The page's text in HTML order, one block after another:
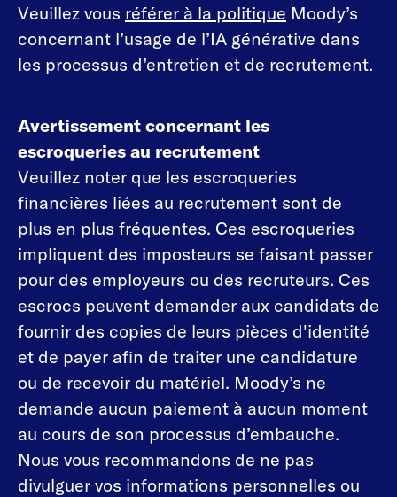
Veuillez vous référer à la politique Moody’s
concernant l’usage de l’IA générative dans
les processus d’entretien et de recrutement.
Avertissement concernant les
escroqueries au recrutement
Veuillez noter que les escroqueries
financières liées au recrutement sont de
plus en plus fréquentes. Ces escroqueries
impliquent des imposteurs se faisant passer
pour des employeurs ou des recruteurs. Ces
escrocs peuvent demander aux candidats de
fournir des copies de leurs pièces d'identité
et de payer afin de traiter une candidature
ou de recevoir du matériel. Moody’s ne
demande aucun paiement à aucun moment
au cours de son processus d’embauche.
Nous vous recommandons de ne pas
divulguer vos informations personnelles ou